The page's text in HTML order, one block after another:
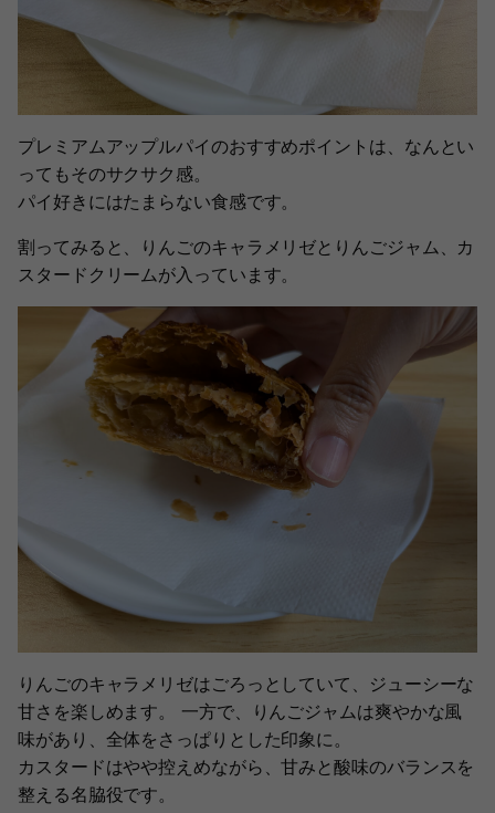
プレミアムアップルパイのおすすめポイントは、なんとい
ってもそのサクサク感。
パイ好きにはたまらない食感です。
割ってみると、りんごのキャラメリゼとりんごジャム、カ
スタードクリームが入っています。
りんごのキャラメリゼはごろっとしていて、ジューシーな
甘さを楽しめます。 一方で、りんごジャムは爽やかな風
味があり、全体をさっぱりとした印象に。
カスタードはやや控えめながら、甘みと酸味のバランスを
整える名脇役です。